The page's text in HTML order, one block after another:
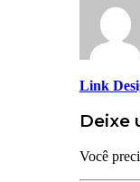
Link
Deixe
Você